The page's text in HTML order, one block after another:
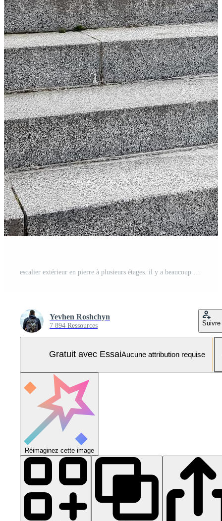
Yevhen Roshchyn
7 894 Ressources Suivre
Gratuit avec EssaiAucune attribution requise
Réimaginez cette image